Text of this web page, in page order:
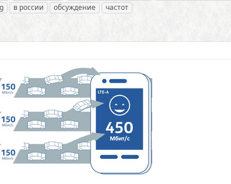
в россии обсуждение частот